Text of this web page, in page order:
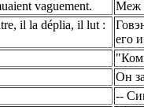
vaguement.
Меж
il la déplia, il lut :
его
Он
--